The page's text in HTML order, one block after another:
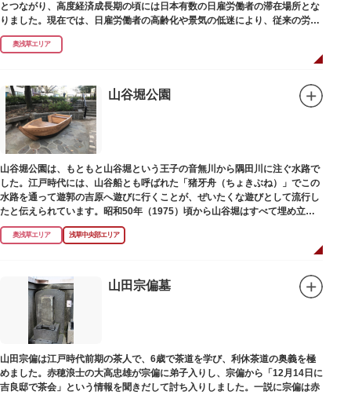
とつながり、高度経済成長期の頃には日本有数の日雇労働者の滞在場所とな
りました。現在では、日雇労働者の高齢化や景気の低迷により、従来の労働
者に代わって、外国人の利用が増えています。
奥浅草エリア
山谷堀公園
山谷堀公園は、もともと山谷堀という王子の音無川から隅田川に注ぐ水路で
した。江戸時代には、山谷船とも呼ばれた「猪牙舟（ちょきぶね）」でこの
水路を通って遊郭の吉原へ遊びに行くことが、ぜいたくな遊びとして流行し
たと伝えられています。昭和50年（1975）頃から山谷堀はすべて埋め立て
られて暗渠となり、細長い公園として生まれ変わりました。山谷堀公園に
は、猪牙舟についての説明板も設置されています。
奥浅草エリア 浅草中央部エリア
山田宗偏墓
山田宗偏は江戸時代前期の茶人で、6歳で茶道を学び、利休茶道の奥義を極
めました。赤穂浪士の大高忠雄が宗偏に弟子入りし、宗偏から「12月14日に
吉良邸で茶会」という情報を聞きだして討ち入りしました。一説に宗偏は赤